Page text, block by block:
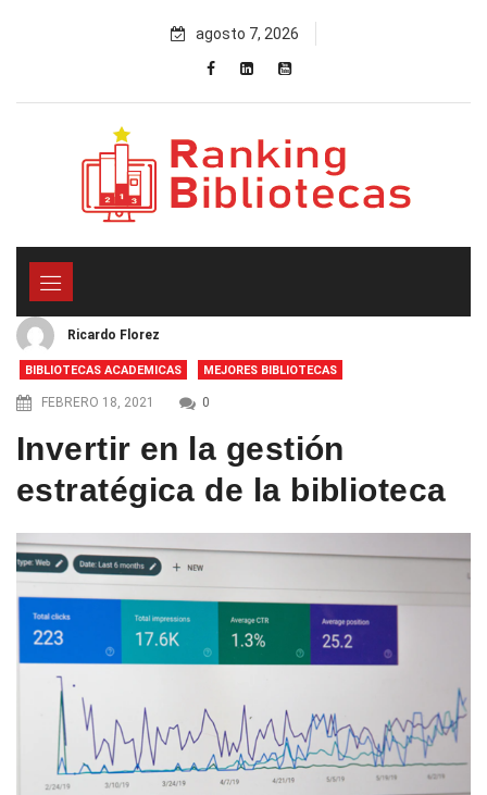
agosto 7, 2026
Ricardo Florez
BIBLIOTECAS ACADEMICAS MEJORES BIBLIOTECAS
FEBRERO 18, 2021 0
Invertir en la gestión
estratégica de la biblioteca